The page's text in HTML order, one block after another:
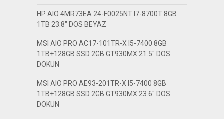
HP AIO 4MR73EA 24-F0025NT I7-8700T 8GB
1TB 23.8″ DOS BEYAZ
MSI AIO PRO AC17-101TR-X I5-7400 8GB
1TB+128GB SSD 2GB GT930MX 21.5″ DOS
DOKUN
MSI AIO PRO AE93-201TR-X I5-7400 8GB
1TB+128GB SSD 2GB GT930MX 23.6″ DOS
DOKUN